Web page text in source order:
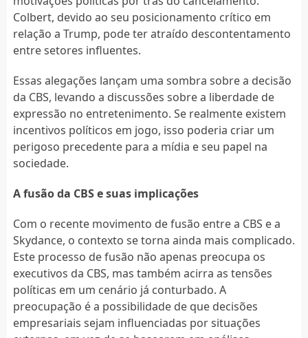
Colbert, devido ao seu posicionamento crítico em
relação a Trump, pode ter atraído descontentamento
entre setores influentes.
Essas alegações lançam uma sombra sobre a decisão
da CBS, levando a discussões sobre a liberdade de
expressão no entretenimento. Se realmente existem
incentivos políticos em jogo, isso poderia criar um
perigoso precedente para a mídia e seu papel na
sociedade.
A fusão da CBS e suas implicações
Com o recente movimento de fusão entre a CBS e a
Skydance, o contexto se torna ainda mais complicado.
Este processo de fusão não apenas preocupa os
executivos da CBS, mas também acirra as tensões
políticas em um cenário já conturbado. A
preocupação é a possibilidade de que decisões
empresariais sejam influenciadas por situações